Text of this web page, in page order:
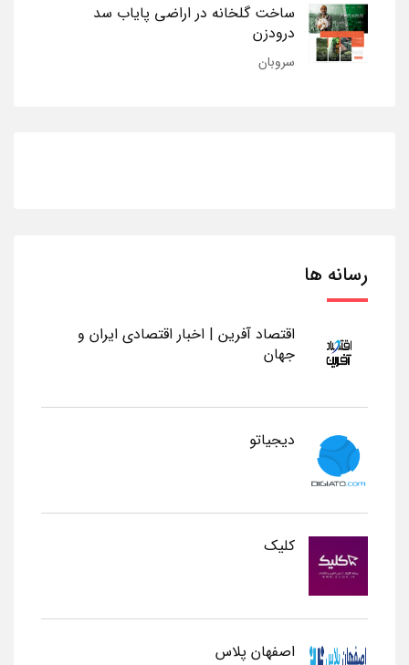
ساخت گلخانه در اراضی پایاب سد
درودزن
سروبان
رسانه ها
اقتصاد آفرین | اخبار اقتصادی ایران و
جهان
دیجیاتو
کلیک
اصفهان پلاس